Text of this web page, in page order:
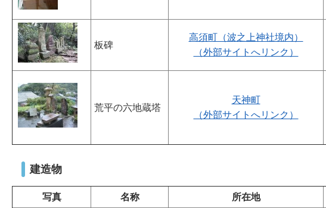
板碑
高須町（波之上神社境内）
（外部サイトへリンク）
荒平の六地蔵塔
天神町
（外部サイトへリンク）
建造物
写真 名称 所在地